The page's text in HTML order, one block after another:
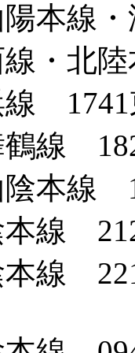
本線
・北
1741
線
本線
線
線